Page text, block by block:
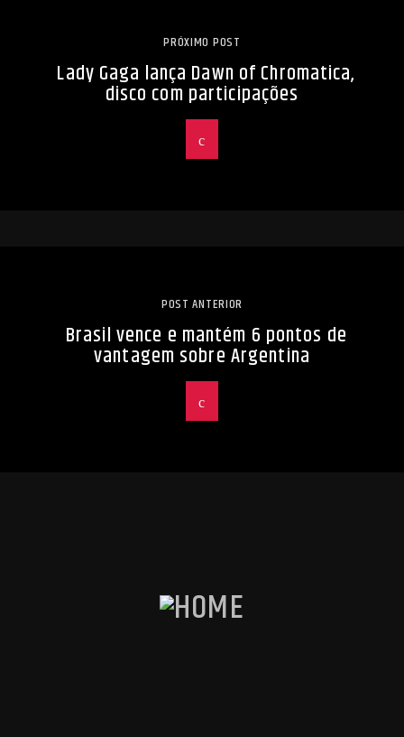
PRÓXIMO POST
Lady Gaga lança Dawn of Chromatica,
disco com participações
POST ANTERIOR
Brasil vence e mantém 6 pontos de
vantagem sobre Argentina